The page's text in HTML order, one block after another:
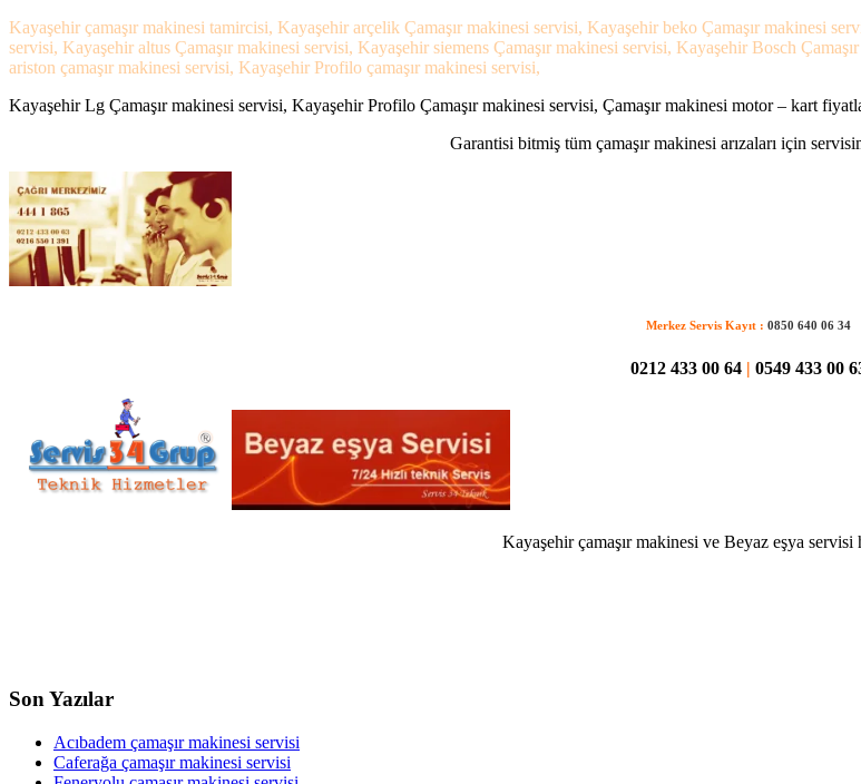
Kayaşehir çamaşır makinesi tamircisi, Kayaşehir arçelik Çamaşır makinesi servisi, Kayaşehir beko Çamaşır makinesi
servisi, Kayaşehir altus Çamaşır makinesi servisi, Kayaşehir siemens Çamaşır makinesi servisi, Kayaşehir Bosch
ariston çamaşır makinesi servisi, Kayaşehir Profilo çamaşır makinesi servisi,
Kayaşehir Lg Çamaşır makinesi servisi, Kayaşehir Profilo Çamaşır makinesi servisi, Çamaşır makinesi motor – kart
Garantisi bitmiş tüm çamaşır makinesi arızaları için
Merkez Servis Kayıt : 0850 640 06 34
0212 433 00 64 0549 433 00
Kayaşehir çamaşır makinesi ve Beyaz eşya
Son Yazılar
Acıbadem çamaşır makinesi servisi
Caferağa çamaşır makinesi servisi